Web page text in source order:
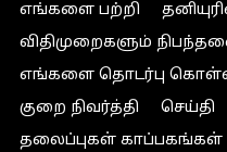
எங்களை பற்றி
விதிமுறைகளும்
எங்களை தொடர்பு
குறை நிவர்த்தி
செய்தி
தலைப்புகள் காப்பகங்கள்